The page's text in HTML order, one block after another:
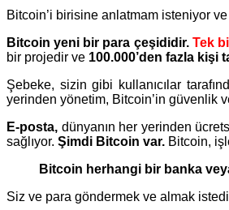
Bitcoin’i birisine anlatmam isteniyor
Bitcoin yeni bir para çeşididir. Tek
bir projedir ve 100.000’den fazla kişi
Şebeke, sizin gibi kullanıcılar
yerinden yönetim, Bitcoin’in güvenlik
E-posta, dünyanın her yerinden
sağlıyor. Şimdi Bitcoin var. Bitcoin,
Bitcoin herhangi bir banka
Siz ve para göndermek ve almak